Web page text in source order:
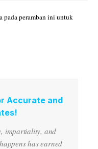
pada peramban ini untuk
Accurate and
impartiality, and
has earned